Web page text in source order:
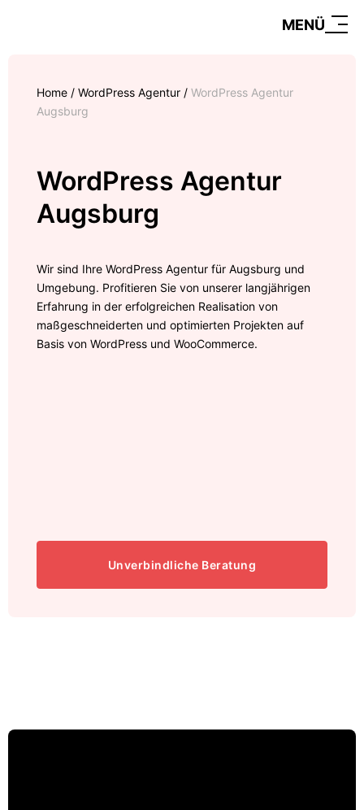
MENÜ
Home / WordPress Agentur / WordPress Agentur
Augsburg
WordPress Agentur
Augsburg
Wir sind Ihre WordPress Agentur für Augsburg und
Umgebung. Profitieren Sie von unserer langjährigen
Erfahrung in der erfolgreichen Realisation von
maßgeschneiderten und optimierten Projekten auf
Basis von WordPress und WooCommerce.
Unverbindliche Beratung